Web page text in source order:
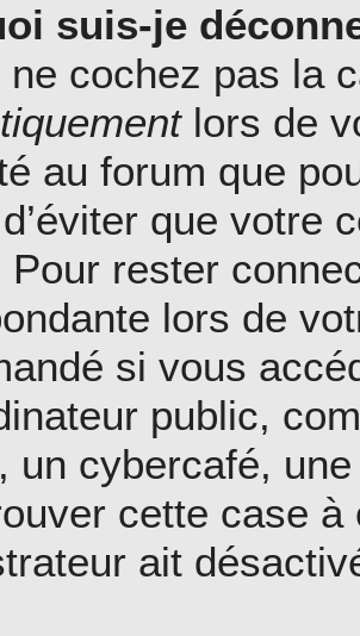
suis-je
ne cochez pas la
lors de
au forum que
que votre
Pour rester
lors de
si vous
public,
un cybercafé,
cette case à
ait